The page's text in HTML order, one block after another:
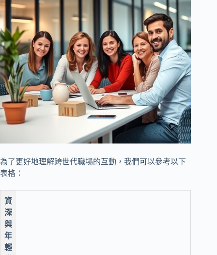
為了更好地理解跨世代職場的互動，我們可以參考以下
表格：
資
深
與
年
輕